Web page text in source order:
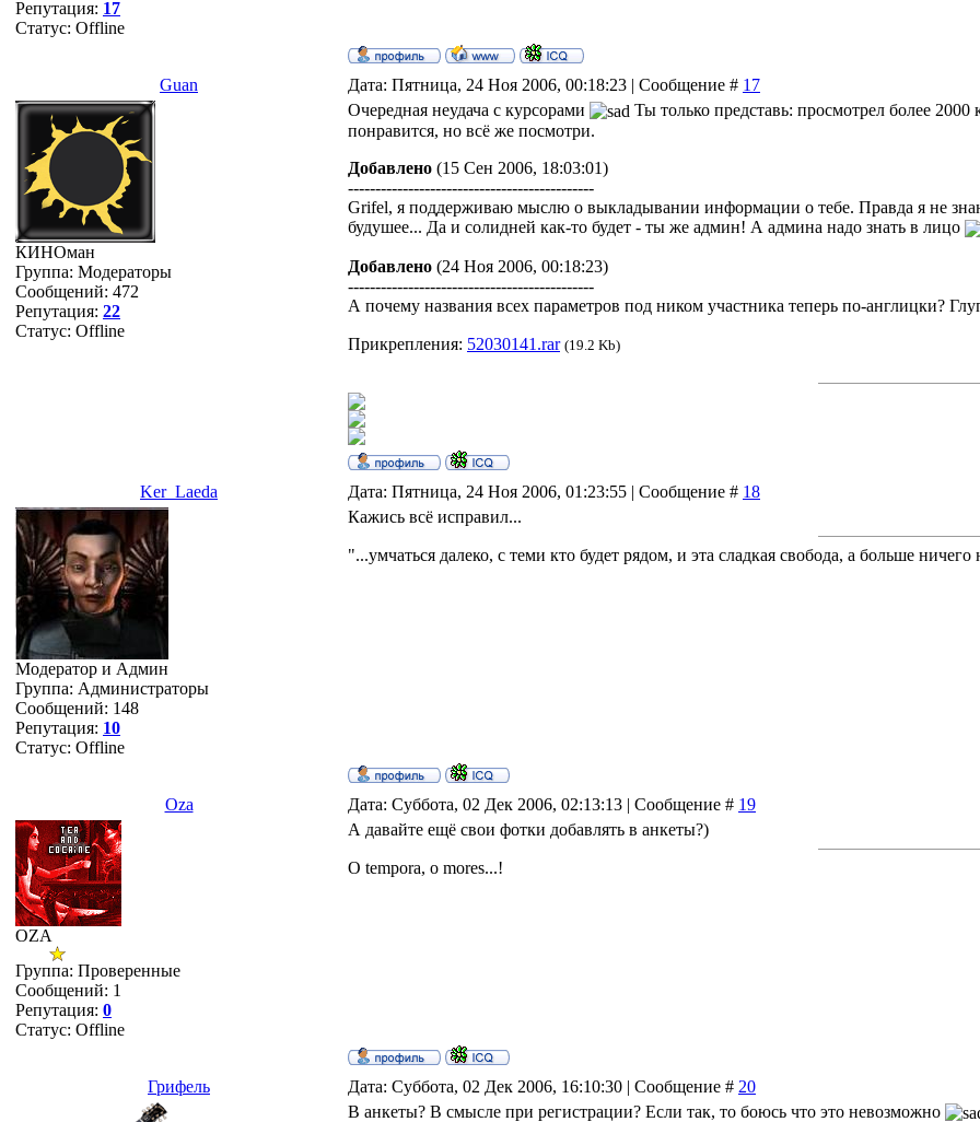
Репутация: 17
Статус: Offline
Guan Дата: Пятница, 24 Ноя 2006, 00:18:23 | Сообщение # 17
КИНОман
Группа: Модераторы
Сообщений: 472
Репутация: 22
Статус: Offline
Очередная неудача с курсорами
Ты только представь: просмотрел более
понравится, но всё же посмотри.
Добавлено (15 Сен 2006, 18:03:01)
---------------------------------------------
Grifel, я поддерживаю мыслю о выкладывании информации о тебе. Правда я не
будушее... Да и солидней как-то будет - ты же админ! А админа надо знать в лицо
Добавлено (24 Ноя 2006, 00:18:23)
---------------------------------------------
А почему названия всех параметров под ником участника теперь по-англицки?
Прикрепления: 52030141.rar (19.2 Kb)
Ker_Laeda Дата: Пятница, 24 Ноя 2006, 01:23:55 | Сообщение # 18
Модератор и Админ
Группа: Администраторы
Сообщений: 148
Репутация: 10
Статус: Offline
Кажись всё исправил...
"...умчаться далеко, с теми кто будет рядом, и эта сладкая свобода, а больше ничего
Oza Дата: Суббота, 02 Дек 2006, 02:13:13 | Сообщение # 19
OZA
Группа: Проверенные
Сообщений: 1
Репутация: 0
Статус: Offline
А давайте ещё свои фотки добавлять в анкеты?)
O tempora, o mores...!
Грифель Дата: Суббота, 02 Дек 2006, 16:10:30 | Сообщение # 20
В анкеты? В смысле при регистрации? Если так, то боюсь что это невозможно